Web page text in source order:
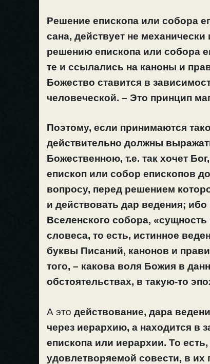
Решение епископа или собора
сана, действует не
решению епископа или собора
те и ссылались на каноны и
Божество ставится в
человеческой. – Это принцип
Поэтому, если принимаются
действительно должны
Божественною, т.е. так хочет
епископ или собор епископов
вопросу, перед решением
и действовать дар ведения;
Вселенского собора,
словеса, то есть, истинное
буквы Писаний, канонов и
того, – какова воля Божия в
обстоятельствах, в такую-то
А это действование, дара
через иерархию, а находится в
епископа или иерархии. То
удовлетворяемой совести, в их